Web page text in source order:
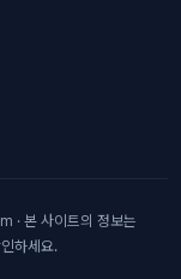
본 사이트의 정보는
하세요.